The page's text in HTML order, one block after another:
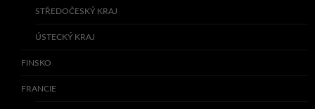
STŘEDOČESKÝ KRAJ
ÚSTECKÝ KRAJ
FINSKO
FRANCIE